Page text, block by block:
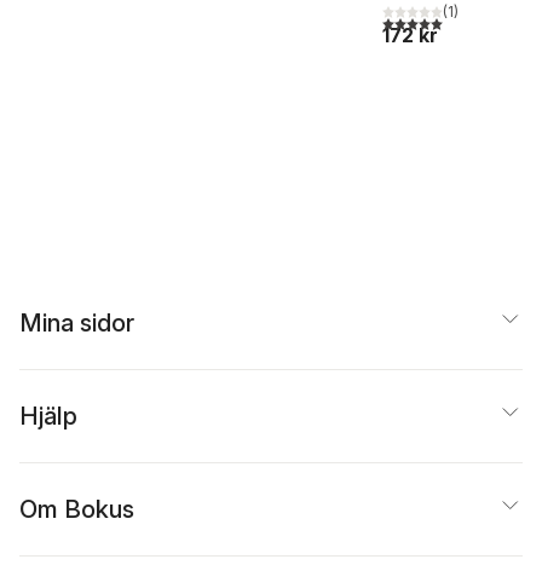
5,0utav 5 stjärnor.
(1)
172 kr
Mina sidor
Hjälp
Om Bokus